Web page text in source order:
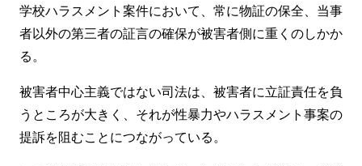
学校ハラスメント案件において、常に物証の保全、当事
者以外の第三者の証言の確保が被害者側に重くのしかか
る。
被害者中心主義ではない司法は、被害者に立証責任を負
うところが大きく、それが性暴力やハラスメント事案の
提訴を阻むことにつながっている。